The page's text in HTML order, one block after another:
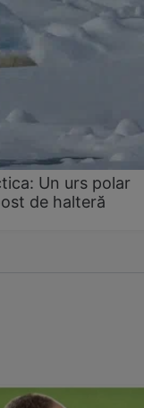
Un urs polar
de halteră